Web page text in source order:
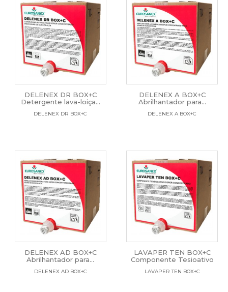
DELENEX DR BOX+C
Detergente lava-loiça...
DELENEX DR BOX+C
DELENEX A BOX+C
Abrilhantador para...
DELENEX A BOX+C
DELENEX AD BOX+C
Abrilhantador para...
DELENEX AD BOX+C
LAVAPER TEN BOX+C
Componente Tesioativo
LAVAPER TEN BOX+C